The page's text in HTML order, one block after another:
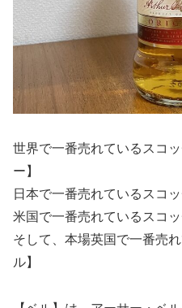
世界で一番売れているスコ
ー】
日本で一番売れているスコ
米国で一番売れているスコッ
そして、本場英国で一番売
ル】